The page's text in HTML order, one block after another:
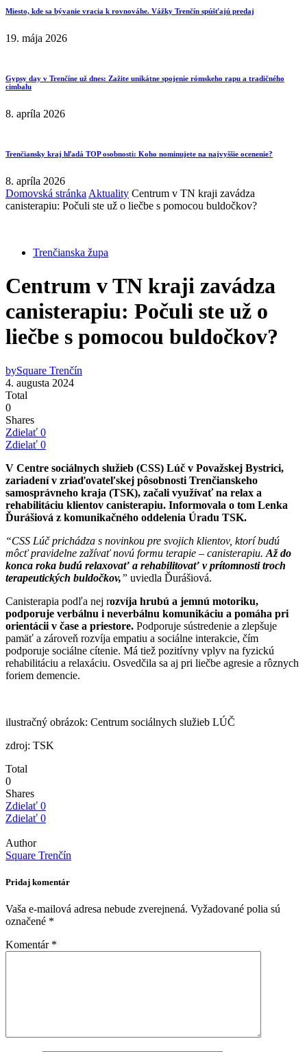
Miesto, kde sa bývanie vracia k rovnováhe. Vážky Trenčín spúšťajú predaj
19. mája 2026
Gypsy day v Trenčíne už dnes: Zažite unikátne spojenie rómskeho rapu a tradičného
cimbalu
8. apríla 2026
Trenčiansky kraj hľadá TOP osobnosti: Koho nominujete na najvyššie ocenenie?
8. apríla 2026
Domovská stránka Aktuality Centrum v TN kraji zavádza
canisterapiu: Počuli ste už o liečbe s pomocou buldočkov?
Trenčianska župa
Centrum v TN kraji zavádza
canisterapiu: Počuli ste už o
liečbe s pomocou buldočkov?
bySquare Trenčín
4. augusta 2024
Total
0
Shares
Zdielať 0
Zdielať 0
V Centre sociálnych služieb (CSS) Lúč v Považskej Bystrici,
zariadení v zriaďovateľskej pôsobnosti Trenčianskeho
samosprávneho kraja (TSK), začali využívať na relax a
rehabilitáciu klientov canisterapiu. Informovala o tom Lenka
Ďurášiová z komunikačného oddelenia Úradu TSK.
“CSS Lúč prichádza s novinkou pre svojich klientov, ktorí budú
môcť pravidelne zažívať novú formu terapie – canisterapiu. Až do
konca roka budú relaxovať a rehabilitovať v prítomnosti troch
terapeutických buldočkov,” uviedla Ďurášiová.
Canisterapia podľa nej rozvíja hrubú a jemnú motoriku,
podporuje verbálnu i neverbálnu komunikáciu a pomáha pri
orientácii v čase a priestore. Podporuje sústredenie a zlepšuje
pamäť a zároveň rozvíja empatiu a sociálne interakcie, čím
podporuje sociálne cítenie. Má tiež pozitívny vplyv na fyzickú
rehabilitáciu a relaxáciu. Osvedčila sa aj pri liečbe agresie a rôznych
foriem demencie.
ilustračný obrázok: Centrum sociálnych služieb LÚČ
zdroj: TSK
Total
0
Shares
Zdielať 0
Zdielať 0
Author
Square Trenčín
Pridaj komentár
Vaša e-mailová adresa nebude zverejnená. Vyžadované polia sú
označené *
Komentár *